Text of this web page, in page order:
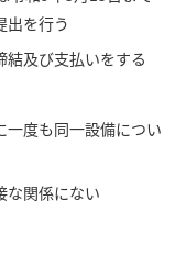
出を行う
及び支払いをする
一度も同一設備につい
な関係にない